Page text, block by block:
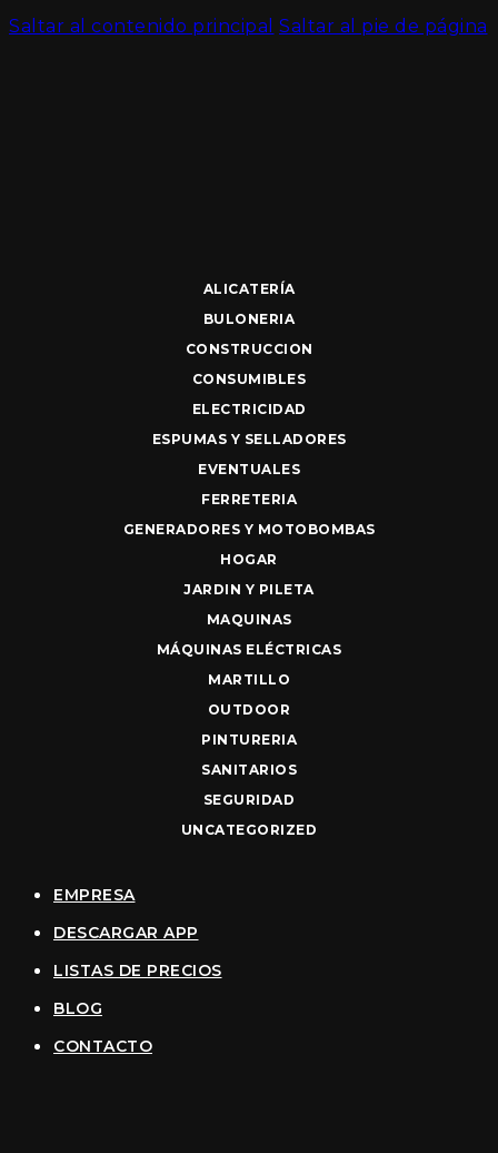
Saltar al contenido principal Saltar al pie de página
ALICATERÍA
BULONERIA
CONSTRUCCION
CONSUMIBLES
ELECTRICIDAD
ESPUMAS Y SELLADORES
EVENTUALES
FERRETERIA
GENERADORES Y MOTOBOMBAS
HOGAR
JARDIN Y PILETA
MAQUINAS
MÁQUINAS ELÉCTRICAS
MARTILLO
OUTDOOR
PINTURERIA
SANITARIOS
SEGURIDAD
UNCATEGORIZED
EMPRESA
DESCARGAR APP
LISTAS DE PRECIOS
BLOG
CONTACTO